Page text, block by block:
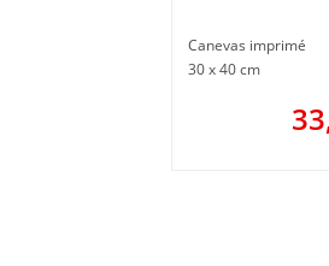
Canevas imprimé
30 x 40 cm